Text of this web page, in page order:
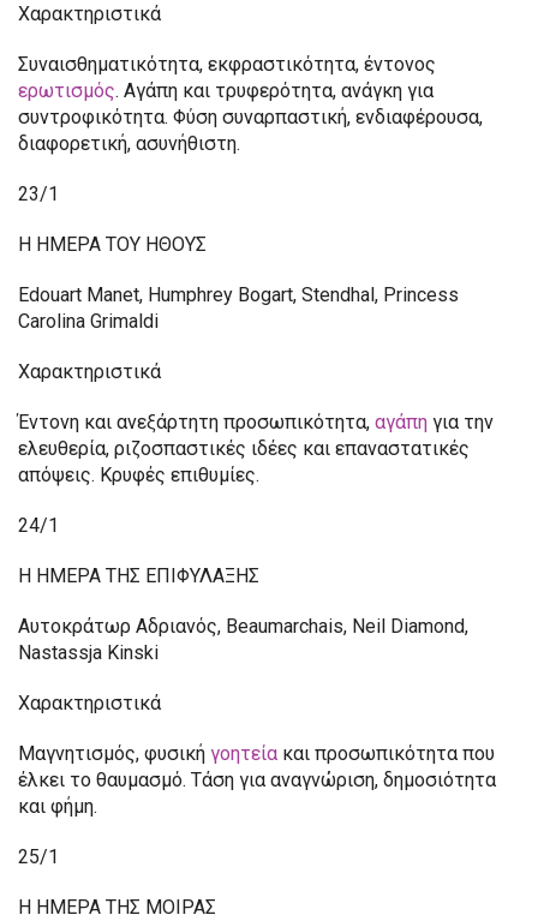
Χαρακτηριστικά
Συναισθηματικότητα, εκφραστικότητα, έντονος
ερωτισμός. Αγάπη και τρυφερότητα, ανάγκη για
συντροφικότητα. Φύση συναρπαστική, ενδιαφέρουσα,
διαφορετική, ασυνήθιστη.
23/1
Η ΗΜΕΡΑ ΤΟΥ ΗΘΟΥΣ
Edouart Manet, Humphrey Bogart, Stendhal, Princess
Carolina Grimaldi
Χαρακτηριστικά
Έντονη και ανεξάρτητη προσωπικότητα, αγάπη για την
ελευθερία, ριζοσπαστικές ιδέες και επαναστατικές
απόψεις. Κρυφές επιθυμίες.
24/1
Η ΗΜΕΡΑ ΤΗΣ ΕΠΙΦΥΛΑΞΗΣ
Αυτοκράτωρ Αδριανός, Beaumarchais, Neil Diamond,
Nastassja Kinski
Χαρακτηριστικά
Μαγνητισμός, φυσική γοητεία και προσωπικότητα που
έλκει το θαυμασμό. Τάση για αναγνώριση, δημοσιότητα
και φήμη.
25/1
Η ΗΜΕΡΑ ΤΗΣ ΜΟΙΡΑΣ